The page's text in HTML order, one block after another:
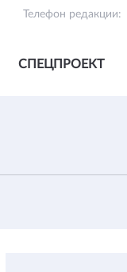
Телефон редакции:
СПЕЦПРОЕКТ